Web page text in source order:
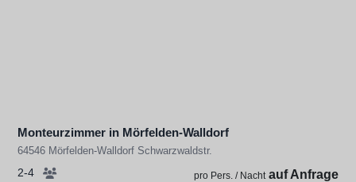
Monteurzimmer in Mörfelden-Walldorf
64546 Mörfelden-Walldorf Schwarzwaldstr.
2-4 pro Pers. / Nacht auf Anfrage